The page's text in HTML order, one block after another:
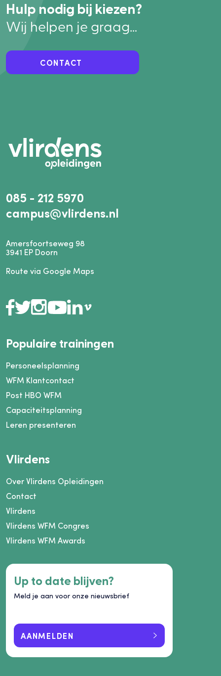
Hulp nodig bij kiezen?
Wij helpen je graag…
CONTACT
085 - 212 5970
campus@vlirdens.nl
Amersfoortseweg 98
3941 EP Doorn
Route via Google Maps
Populaire trainingen
Personeelsplanning
WFM Klantcontact
Post HBO WFM
Capaciteitsplanning
Leren presenteren
Vlirdens
Over Vlirdens Opleidingen
Contact
Vlirdens
Vlirdens WFM Congres
Vlirdens WFM Awards
Up to date blijven?
Meld je aan voor onze nieuwsbrief
AANMELDEN